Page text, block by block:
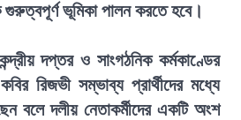
গুরুত্বপূর্ণ ভূমিকা পালন করতে হবে।
দপ্তর ও সাংগঠনিক কর্মকাণ্ডের
রিজভী সম্ভাব্য প্রার্থীদের মধ্যে
বলে দলীয় নেতাকর্মীদের একটি অংশ